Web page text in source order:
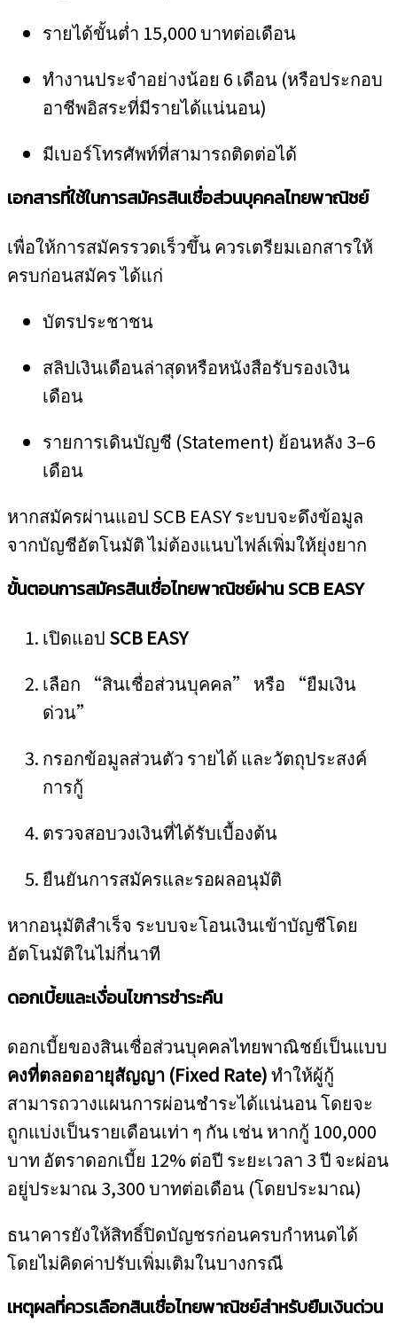
รายได้ขั้นต่ำ 15,000 บาทต่อเดือน
ทำงานประจำอย่างน้อย 6 เดือน (หรือประกอบ
อาชีพอิสระที่มีรายได้แน่นอน)
มีเบอร์โทรศัพท์ที่สามารถติดต่อได้
เอกสารที่ใช้ในการสมัครสินเชื่อส่วนบุคคลไทยพาณิชย์
เพื่อให้การสมัครรวดเร็วขึ้น ควรเตรียมเอกสารให้
ครบก่อนสมัคร ได้แก่
บัตรประชาชน
สลิปเงินเดือนล่าสุดหรือหนังสือรับรองเงิน
เดือน
รายการเดินบัญชี (Statement) ย้อนหลัง 3–6
เดือน
หากสมัครผ่านแอป SCB EASY ระบบจะดึงข้อมูล
จากบัญชีอัตโนมัติ ไม่ต้องแนบไฟล์เพิ่มให้ยุ่งยาก
ขั้นตอนการสมัครสินเชื่อไทยพาณิชย์ผ่าน SCB EASY
เปิดแอป SCB EASY
เลือก “สินเชื่อส่วนบุคคล” หรือ “ยืมเงิน
ด่วน”
กรอกข้อมูลส่วนตัว รายได้ และวัตถุประสงค์
การกู้
ตรวจสอบวงเงินที่ได้รับเบื้องต้น
ยืนยันการสมัครและรอผลอนุมัติ
หากอนุมัติสำเร็จ ระบบจะโอนเงินเข้าบัญชีโดย
อัตโนมัติในไม่กี่นาที
ดอกเบี้ยและเงื่อนไขการชำระคืน
ดอกเบี้ยของสินเชื่อส่วนบุคคลไทยพาณิชย์เป็นแบบ
คงที่ตลอดอายุสัญญา (Fixed Rate)ทำให้ผู้กู้
สามารถวางแผนการผ่อนชำระได้แน่นอน โดยจะ
ถูกแบ่งเป็นรายเดือนเท่า ๆ กัน เช่น หากกู้ 100,000
บาท อัตราดอกเบี้ย 12% ต่อปี ระยะเวลา 3 ปี จะผ่อน
อยู่ประมาณ 3,300 บาทต่อเดือน (โดยประมาณ)
ธนาคารยังให้สิทธิ์ปิดบัญชรก่อนครบกำหนดได้
โดยไม่คิดค่าปรับเพิ่มเติมในบางกรณี
เหตุผลที่ควรเลือกสินเชื่อไทยพาณิชย์สำหรับยืมเงินด่วน